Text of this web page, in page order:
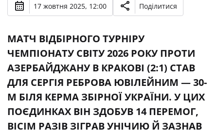
17 жовтня 2025, 12:00 Поділитися
МАТЧ ВІДБІРНОГО ТУРНІРУ
ЧЕМПІОНАТУ СВІТУ 2026 РОКУ ПРОТИ
АЗЕРБАЙДЖАНУ В КРАКОВІ (2:1) СТАВ
ДЛЯ СЕРГІЯ РЕБРОВА ЮВІЛЕЙНИМ — 30-
М БІЛЯ КЕРМА ЗБІРНОЇ УКРАЇНИ. У ЦИХ
ПОЄДИНКАХ ВІН ЗДОБУВ 14 ПЕРЕМОГ,
ВІСІМ РАЗІВ ЗІГРАВ УНІЧИЮ Й ЗАЗНАВ